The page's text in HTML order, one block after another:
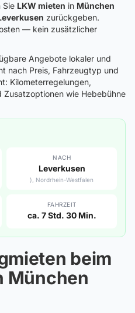
Sie LKW mieten in München
zurückgeben.
— kein zusätzlicher
Angebote lokaler und
nach Preis, Fahrzeugtyp und
Kilometerregelungen,
Zusatzoptionen wie Hebebühne
NACH
Leverkusen
), Nordrhein-Westfalen
FAHRZEIT
ca. 7 Std. 30 Min.
beim
München